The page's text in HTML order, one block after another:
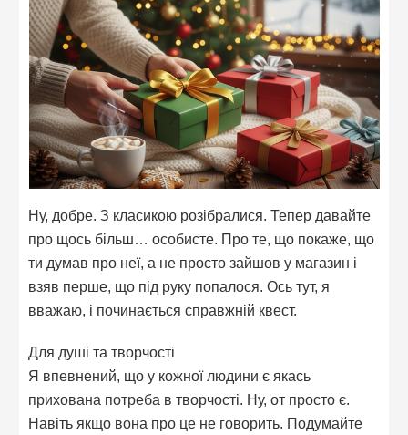
Ну, добре. З класикою розібралися. Тепер давайте
про щось більш… особисте. Про те, що покаже, що
ти думав про неї, а не просто зайшов у магазин і
взяв перше, що під руку попалося. Ось тут, я
вважаю, і починається справжній квест.
Для душі та творчості
Я впевнений, що у кожної людини є якась
прихована потреба в творчості. Ну, от просто є.
Навіть якщо вона про це не говорить. Подумайте